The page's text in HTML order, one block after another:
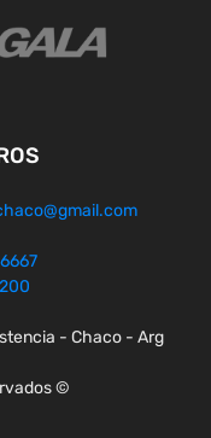
- Chaco - Arg
©